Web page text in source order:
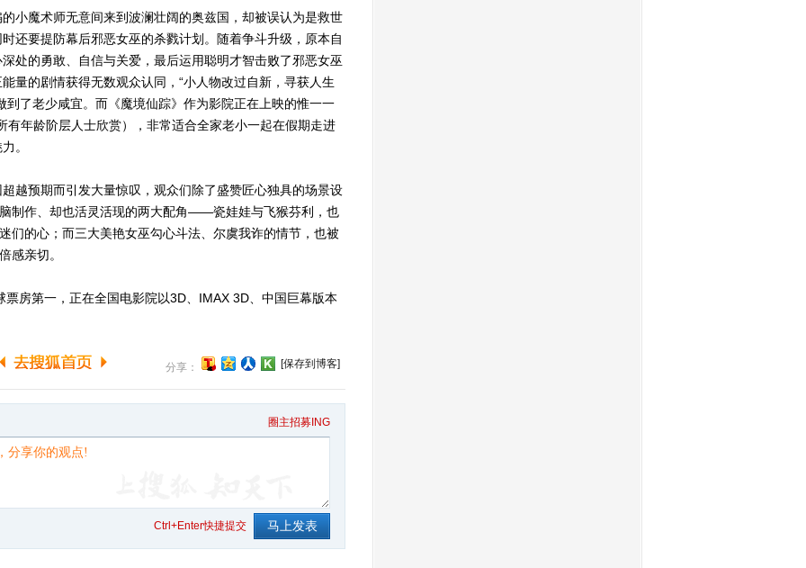
魔术师无意间来到波澜壮阔的奥兹国，却被误认为是救世
还要提防幕后邪恶女巫的杀戮计划。随着争斗升级，原本自
处的勇敢、自信与关爱，最后运用聪明才智击败了邪恶女巫
量的剧情获得无数观众认同，“小人物改过自新，寻获人生
到了老少咸宜。而《魔境仙踪》作为影院正在上映的惟一一
有年龄阶层人士欣赏），非常适合全家老小一起在假期走进
。
预期而引发大量惊叹，观众们除了盛赞匠心独具的场景设
制作、却也活灵活现的两大配角——瓷娃娃与飞猴芬利，也
们的心；而三大美艳女巫勾心斗法、尔虞我诈的情节，也被
感亲切。
第一，正在全国电影院以3D、IMAX 3D、中国巨幕版本
分享： [保存到博客]
圈主招募ING
Ctrl+Enter快捷提交